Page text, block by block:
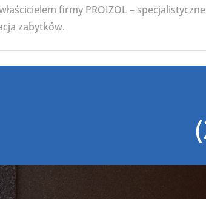
firmy PROIZOL –
zabytków.